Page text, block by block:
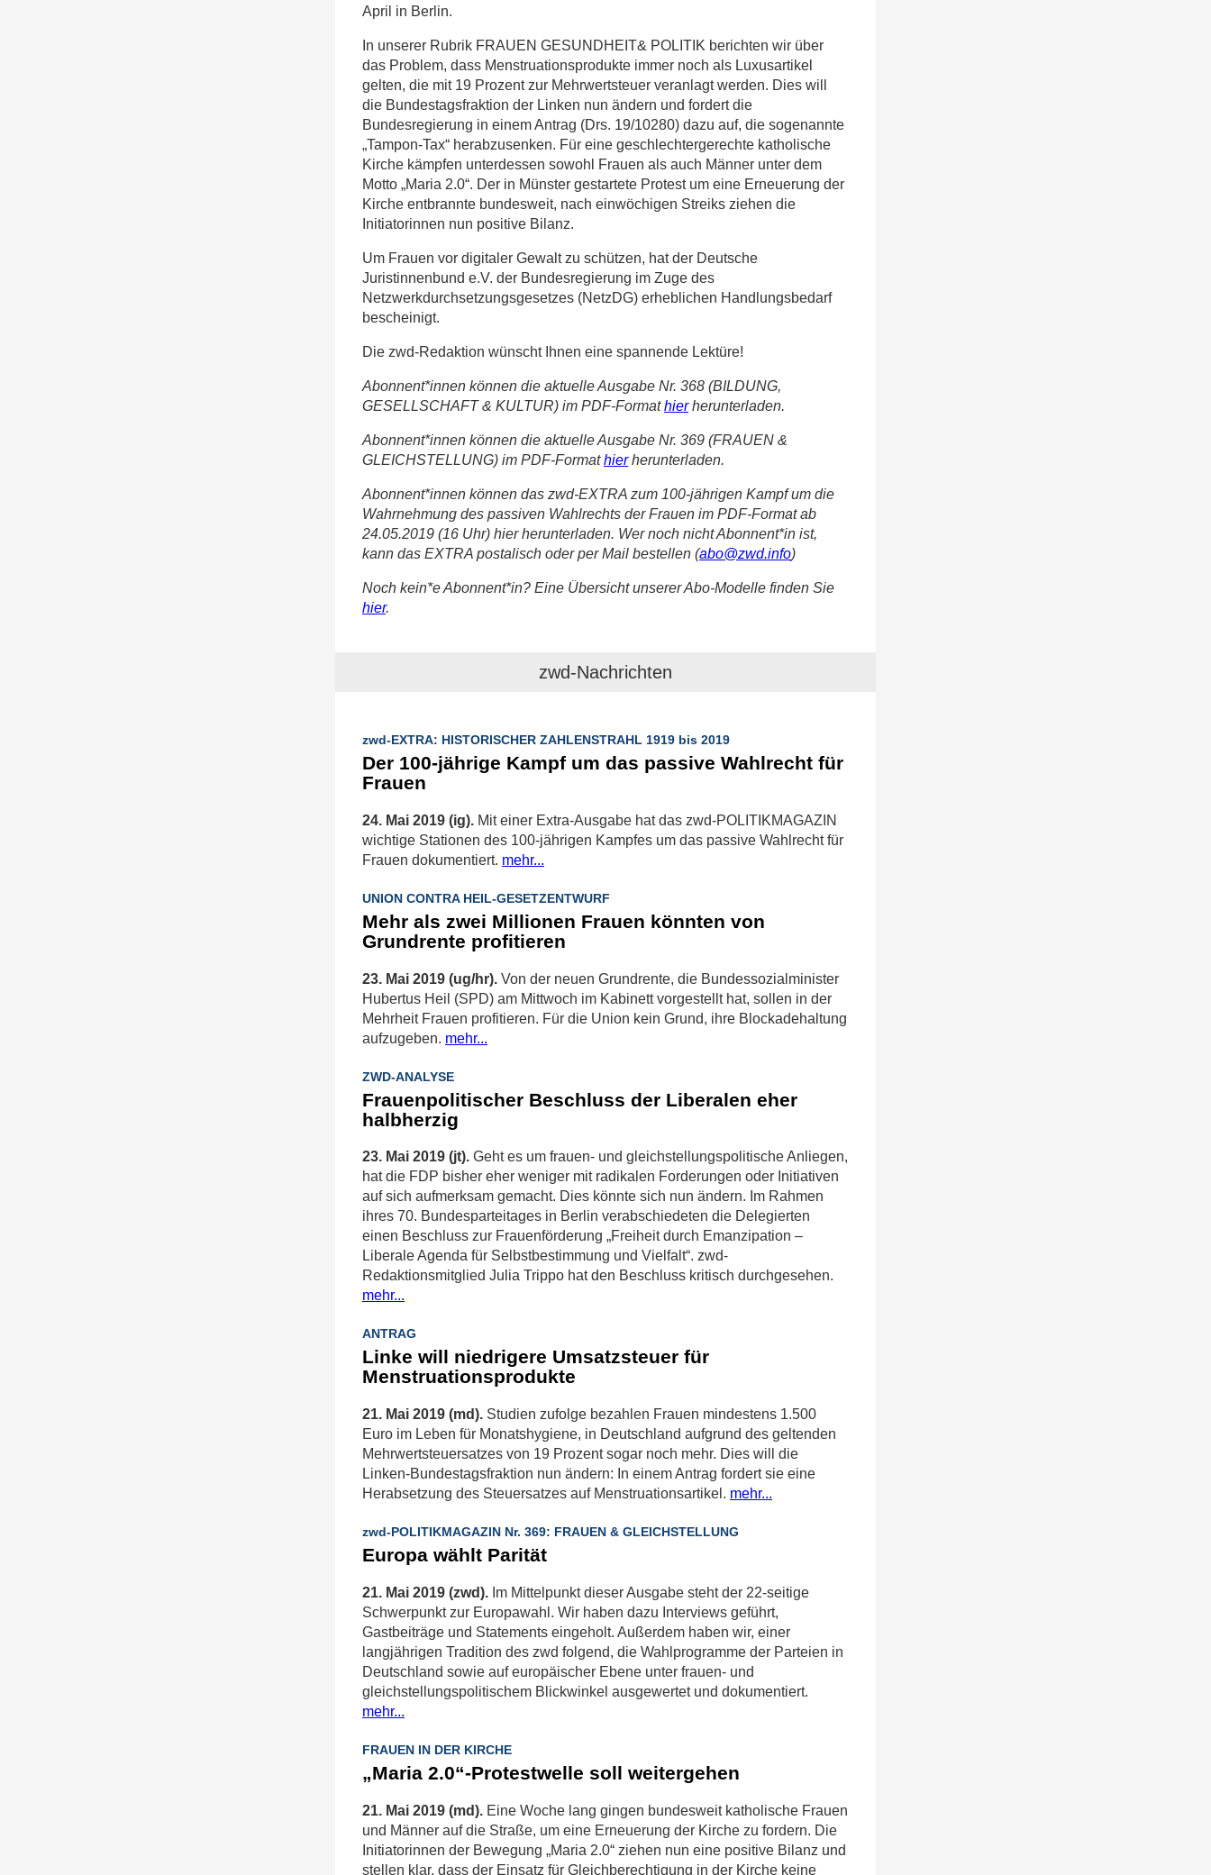
April in Berlin.
In unserer Rubrik FRAUEN GESUNDHEIT& POLITIK berichten wir über
das Problem, dass Menstruationsprodukte immer noch als Luxusartikel
gelten, die mit 19 Prozent zur Mehrwertsteuer veranlagt werden. Dies will
die Bundestagsfraktion der Linken nun ändern und fordert die
Bundesregierung in einem Antrag (Drs. 19/10280) dazu auf, die sogenannte
„Tampon-Tax“ herabzusenken. Für eine geschlechtergerechte katholische
Kirche kämpfen unterdessen sowohl Frauen als auch Männer unter dem
Motto „Maria 2.0“. Der in Münster gestartete Protest um eine Erneuerung der
Kirche entbrannte bundesweit, nach einwöchigen Streiks ziehen die
Initiatorinnen nun positive Bilanz.
Um Frauen vor digitaler Gewalt zu schützen, hat der Deutsche
Juristinnenbund e.V. der Bundesregierung im Zuge des
Netzwerkdurchsetzungsgesetzes (NetzDG) erheblichen Handlungsbedarf
bescheinigt.
Die zwd-Redaktion wünscht Ihnen eine spannende Lektüre!
Abonnent*innen können die aktuelle Ausgabe Nr. 368 (BILDUNG,
GESELLSCHAFT & KULTUR) im PDF-Formathierherunterladen.
Abonnent*innen können die aktuelle Ausgabe Nr. 369 (FRAUEN &
GLEICHSTELLUNG) im PDF-Formathierherunterladen.
Abonnent*innen können das zwd-EXTRA zum 100-jährigen Kampf um die
Wahrnehmung des passiven Wahlrechts der Frauen im PDF-Format ab
24.05.2019 (16 Uhr) hier herunterladen. Wer noch nicht Abonnent*in ist,
kann das EXTRA postalisch oder per Mail bestellen (abo@zwd.info)
Noch kein*e Abonnent*in? Eine Übersicht unserer Abo-Modelle finden Sie
hier.
zwd-Nachrichten
zwd-EXTRA: HISTORISCHER ZAHLENSTRAHL 1919 bis 2019
Der 100-jährige Kampf um das passive Wahlrecht für
Frauen
24. Mai 2019 (ig). Mit einer Extra-Ausgabe hat das zwd-POLITIKMAGAZIN
wichtige Stationen des 100-jährigen Kampfes um das passive Wahlrecht für
Frauen dokumentiert. mehr...
UNION CONTRA HEIL-GESETZENTWURF
Mehr als zwei Millionen Frauen könnten von
Grundrente profitieren
23. Mai 2019 (ug/hr). Von der neuen Grundrente, die Bundessozialminister
Hubertus Heil (SPD) am Mittwoch im Kabinett vorgestellt hat, sollen in der
Mehrheit Frauen profitieren. Für die Union kein Grund, ihre Blockadehaltung
aufzugeben. mehr...
ZWD-ANALYSE
Frauenpolitischer Beschluss der Liberalen eher
halbherzig
23. Mai 2019 (jt). Geht es um frauen- und gleichstellungspolitische Anliegen,
hat die FDP bisher eher weniger mit radikalen Forderungen oder Initiativen
auf sich aufmerksam gemacht. Dies könnte sich nun ändern. Im Rahmen
ihres 70. Bundesparteitages in Berlin verabschiedeten die Delegierten
einen Beschluss zur Frauenförderung „Freiheit durch Emanzipation –
Liberale Agenda für Selbstbestimmung und Vielfalt“. zwd-
Redaktionsmitglied Julia Trippo hat den Beschluss kritisch durchgesehen.
mehr...
ANTRAG
Linke will niedrigere Umsatzsteuer für
Menstruationsprodukte
21. Mai 2019 (md). Studien zufolge bezahlen Frauen mindestens 1.500
Euro im Leben für Monatshygiene, in Deutschland aufgrund des geltenden
Mehrwertsteuersatzes von 19 Prozent sogar noch mehr. Dies will die
Linken-Bundestagsfraktion nun ändern: In einem Antrag fordert sie eine
Herabsetzung des Steuersatzes auf Menstruationsartikel. mehr...
zwd-POLITIKMAGAZIN Nr. 369: FRAUEN & GLEICHSTELLUNG
Europa wählt Parität
21. Mai 2019 (zwd). Im Mittelpunkt dieser Ausgabe steht der 22-seitige
Schwerpunkt zur Europawahl. Wir haben dazu Interviews geführt,
Gastbeiträge und Statements eingeholt. Außerdem haben wir, einer
langjährigen Tradition des zwd folgend, die Wahlprogramme der Parteien in
Deutschland sowie auf europäischer Ebene unter frauen- und
gleichstellungspolitischem Blickwinkel ausgewertet und dokumentiert.
mehr...
FRAUEN IN DER KIRCHE
„Maria 2.0“-Protestwelle soll weitergehen
21. Mai 2019 (md). Eine Woche lang gingen bundesweit katholische Frauen
und Männer auf die Straße, um eine Erneuerung der Kirche zu fordern. Die
Initiatorinnen der Bewegung „Maria 2.0“ ziehen nun eine positive Bilanz und
stellen klar, dass der Einsatz für Gleichberechtigung in der Kirche keine